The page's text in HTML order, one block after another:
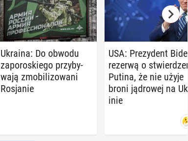
Ukraina: Do obwodu
za­po­ro­skie­go przy­by­
wa­ją zmo­bi­li­zo­wa­ni
Ro­sja­nie
USA: Pre­zy­dent
rezerwą o
Putina, że nie użyje
broni ją­dro­wej na
inie